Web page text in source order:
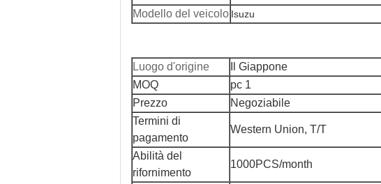
Modello del veicolo Isuzu
Luogo d'origine
Il Giappone
MOQ
pc 1
Prezzo
Negoziabile
Termini di
pagamento
Western Union, T/T
Abilità del
rifornimento
1000PCS/month